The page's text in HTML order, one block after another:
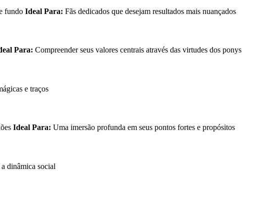
fundo Ideal Para: Fãs dedicados que desejam resultados mais nuançados
Para: Compreender seus valores centrais através das virtudes dos ponys
e traços
Ideal Para: Uma imersão profunda em seus pontos fortes e propósitos
dinâmica social